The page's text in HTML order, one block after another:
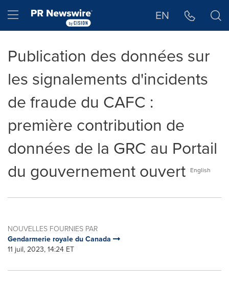
Hamburger menu EN
Publication des données sur
les signalements d'incidents
de fraude du CAFC :
première contribution de
données de la GRC au Portail
du gouvernement ouvert English
NOUVELLES FOURNIES PAR
Gendarmerie royale du Canada
11 juil, 2023, 14:24 ET